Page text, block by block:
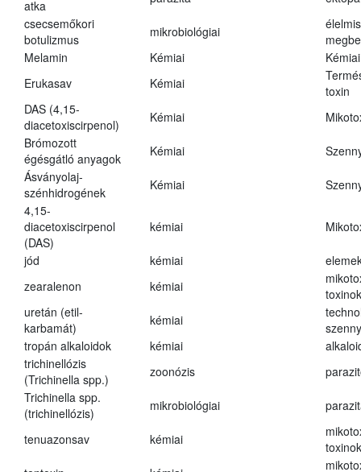
atka
csecsemőkori
botulizmus
mikrobiológiai
Melamin
Kémiai
Kémiai
Erukasav
Kémiai
toxin
DAS (4,15-
diacetoxiscirpenol)
Kémiai
Brómozott
égésgátló anyagok
Kémiai
Ásványolaj-
szénhidrogének
Kémiai
4,15-
diacetoxiscirpenol
(DAS)
kémiai
jód kémiai
zearalenon
kémiai
toxinok
uretán (etil-
karbamát)
kémiai
tropán alkaloidok
kémiai
trichinellózis
(Trichinella spp.)
zoonózis
Trichinella spp.
(trichinellózis)
mikrobiológiai
tenuazonsav kémiai
toxinok